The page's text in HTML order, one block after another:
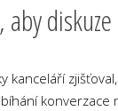
kanceláří
konverzace